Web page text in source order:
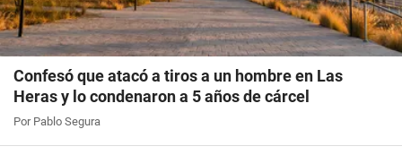
Confesó que atacó a tiros a un hombre en Las
Heras y lo condenaron a 5 años de cárcel
Por Pablo Segura